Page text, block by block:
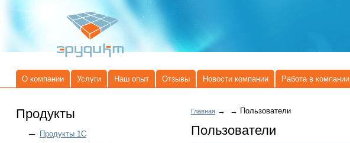
О компании Услуги Наш опыт Отзывы Новости компании Работа в компании
Продукты
Продукты 1C
Главная → → Пользователи
Пользователи